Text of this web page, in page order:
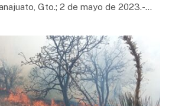
Gto.; 2 de mayo de 2023.-…